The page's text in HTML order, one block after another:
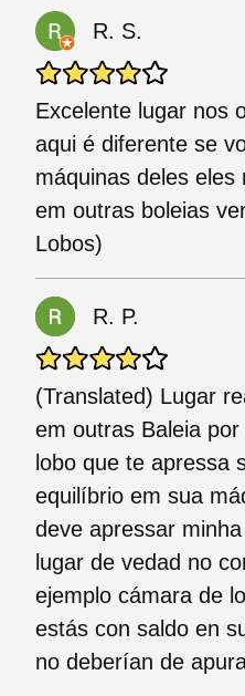
R. S.
Excelente lugar nos
aqui é diferente se
máquinas deles
em outras boleias
Lobos)
R. P.
(Translated) Lugar
em outras Baleia
lobo que te apressa
equilíbrio em sua
deve apressar
lugar de vedad no
ejemplo cámara de
estás con saldo en
no deberían de